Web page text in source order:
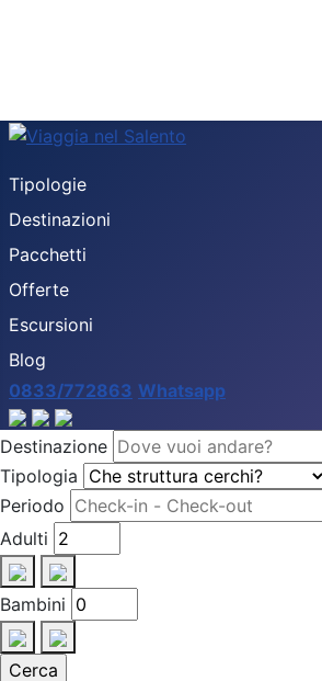
Tipologie
Destinazioni
Pacchetti
Offerte
Escursioni
Blog
0833/772863 Whatsapp
Destinazione
Tipologia
Periodo
Adulti
Bambini